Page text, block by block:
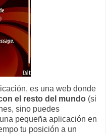
es una web donde
el resto del mundo (si
sino puedes
pequeña aplicación en
tu posición a un